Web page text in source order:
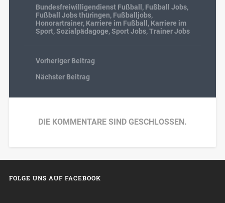
Bundesfreiwilligendienst Fußball , Fußball Jobs,
Fußball Jobs thüringen, Fußballjobs,
Honorartrainer, Karriere im Fußball , Karriere im
Sport,Sozialpädagoge,Sport Jobs,Trainer Jobs
Vorheriger Beitrag
Nächster Beitrag
DIE KOMMENTARE SIND GESCHLOSSEN.
FOLGE UNS AUF FACEBOOK